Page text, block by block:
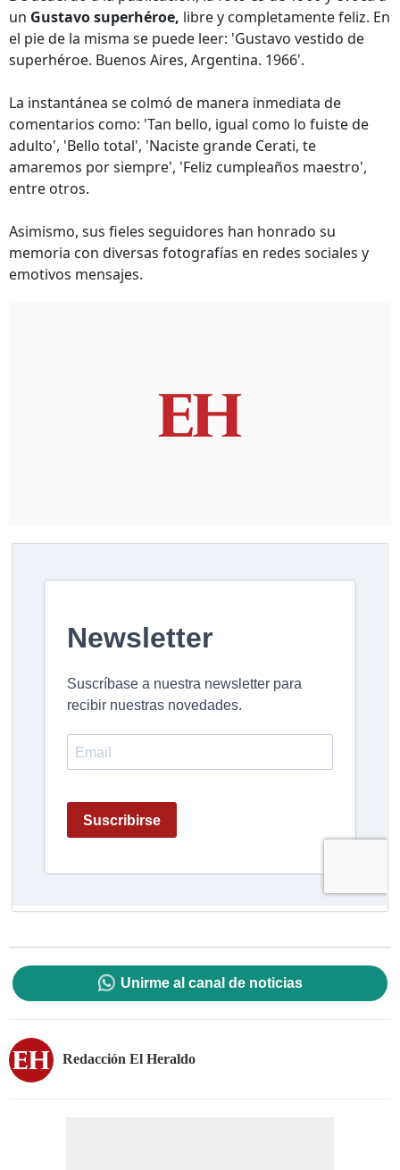
un Gustavo superhéroe, libre y completamente feliz. En
el pie de la misma se puede leer: 'Gustavo vestido de
superhéroe. Buenos Aires, Argentina. 1966'.
La instantánea se colmó de manera inmediata de
comentarios como: 'Tan bello, igual como lo fuiste de
adulto', 'Bello total', 'Naciste grande Cerati, te
amaremos por siempre', 'Feliz cumpleaños maestro',
entre otros.
Asimismo, sus fieles seguidores han honrado su
memoria con diversas fotografías en redes sociales y
emotivos mensajes.
Unirme al canal de noticias
Redacción El Heraldo